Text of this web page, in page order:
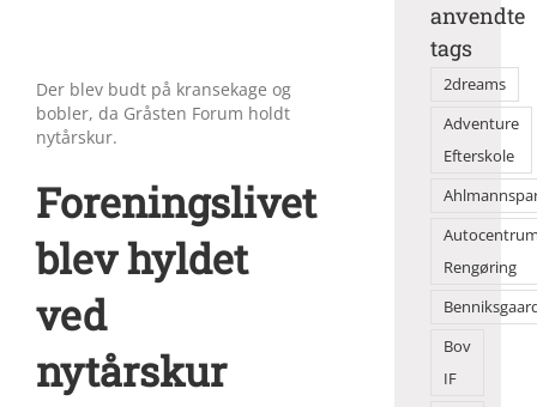
Der blev budt på kransekage og
bobler, da Gråsten Forum holdt
nytårskur.
Foreningslivet
blev hyldet
ved
nytårskur
anvendte
tags
2dreams
Adventure
Efterskole
Rengøring
Bov
IF